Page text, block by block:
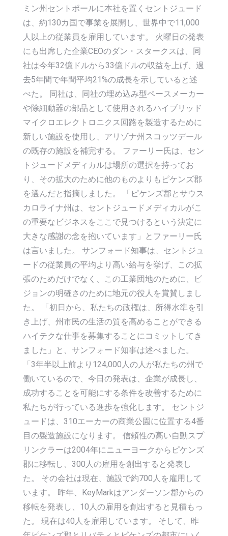
ミン州セントポールに本社を置くセントジュード
は、約130カ国で事業を展開し、世界中で11,000
人以上の従業員を雇用しています。 火曜日の発表
にも出席した企業CEOのダン・スタークスは、同
社は今年32億ドルから33億ドルの収益を上げ、過
去5年間で年間平均21%の成長を示していると述
べた。 同社は、同社の埋め込み型ペースメーカー
や除細動器の部品として使用されるハイブリッド
マイクロエレクトロニクス回路を製造するために
新しい施設を使用し、アリゾナ州スコッツデール
の既存の施設を補完する。 ファーリー氏は、セン
トジュードメディカルは場所の選択を持ってお
り、その拡大のために他のものよりもピケンズ郡
を選んだと指摘しました。 「ピケンズ郡とサウス
カロライナ州は、セントジュードメディカルがこ
の重要なビジネスをここで見つけるという決定に
大きな感謝の念を抱いています」とファーリー氏
は言いました。 サンフォード知事は、セントジュ
ードの従業員の平均より高い給与を挙げ、この拡
張のためだけでなく、この工業団地のために、ビ
ジョンの明確さのために地元の役人を賞賛しまし
た。 「初日から、私たちの政権は、所得水準を引
き上げ、州市民の生活の質を高めることができる
ハイテクな仕事を募集することにコミットしてき
ました」と、サンフォード知事は述べました。
「3年半以上前より124,000人の人が私たちの州で
働いているので、今日の発表は、企業が成長し、
成功することを可能にする条件を改善するために
私たちが行っている進歩を強化します。 セントジ
ュードは、310エーカーの商業公園に位置する4番
目の製造施設になります。 信頼性の高い自動スプ
リンクラーは2004年にニューヨークからピケンズ
郡に移転し、300人の雇用を創出すると発表し
た。 その会社は現在、施設で約700人を雇用して
います。 昨年、KeyMarkはアンダーソン郡からの
移転を発表し、10人の雇用を創出すると見積もっ
た。 現在は40人を雇用しています。 そして、昨